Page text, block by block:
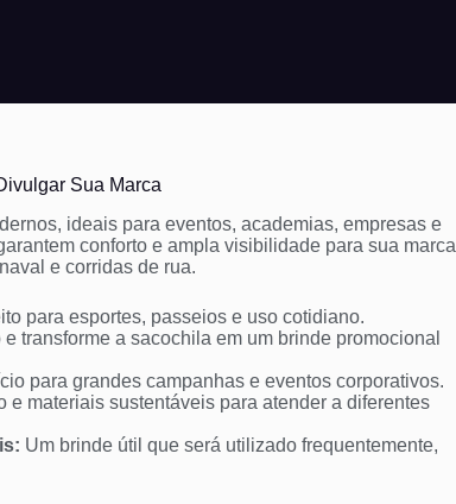
Sua Marca
ideais para eventos, academias, empresas e
conforto e ampla visibilidade para sua marca
e corridas de rua.
para esportes, passeios e uso cotidiano.
transforme a sacochila em um brinde promocional
para grandes campanhas e eventos corporativos.
e materiais sustentáveis para atender a diferentes
Um brinde útil que será utilizado frequentemente,